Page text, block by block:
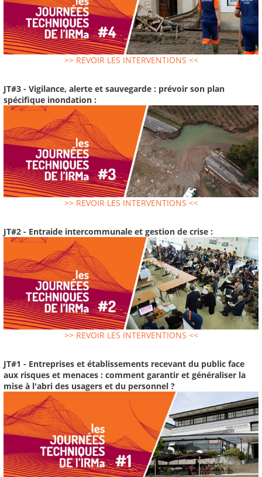
>> REVOIR LES INTERVENTIONS <<
JT#3 - Vigilance, alerte et sauvegarde : prévoir son plan
spécifique inondation :
>> REVOIR LES INTERVENTIONS <<
JT#2 - Entraide intercommunale et gestion de crise :
>> REVOIR LES INTERVENTIONS <<
JT#1 - Entreprises et établissements recevant du public face
aux risques et menaces : comment garantir et généraliser la
mise à l'abri des usagers et du personnel ?